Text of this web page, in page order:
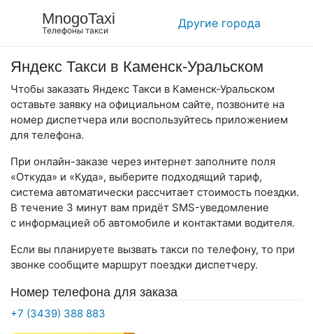
MnogoTaxi
Телефоны такси
Другие города
Яндекс Такси в Каменск-Уральском
Чтобы заказать Яндекс Такси в Каменск-Уральском
оставьте заявку на официальном сайте, позвоните на
номер диспетчера или воспользуйтесь приложением
для телефона.
При онлайн-заказе через интернет заполните поля
«Откуда» и «Куда», выберите подходящий тариф,
система автоматически рассчитает стоимость поездки.
В течение 3 минут вам придёт SMS-уведомление
с информацией об автомобиле и контактами водителя.
Если вы планируете вызвать такси по телефону, то при
звонке сообщите маршрут поездки диспетчеру.
Номер телефона для заказа
+7 (3439) 388 883